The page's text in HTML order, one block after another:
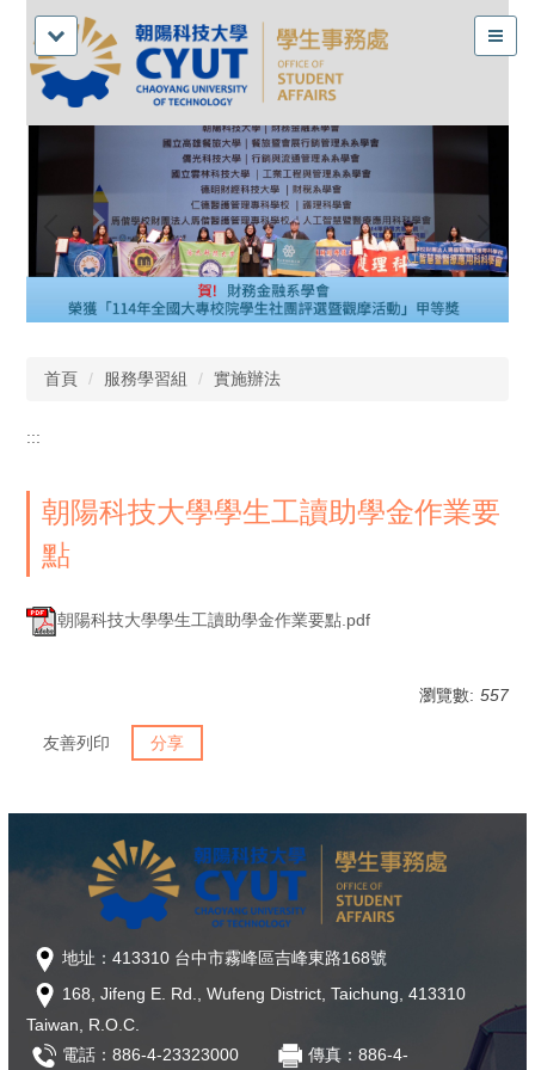
首頁 服務學習組 實施辦法
:::
朝陽科技大學學生工讀助學金作業要
點
朝陽科技大學學生工讀助學金作業要點.pdf
瀏覽數: 557
友善列印 分享
地址：413310 台中市霧峰區吉峰東路168號
168, Jifeng E. Rd., Wufeng District, Taichung, 413310
Taiwan, R.O.C.
電話：886-4-23323000
傳真：886-4-